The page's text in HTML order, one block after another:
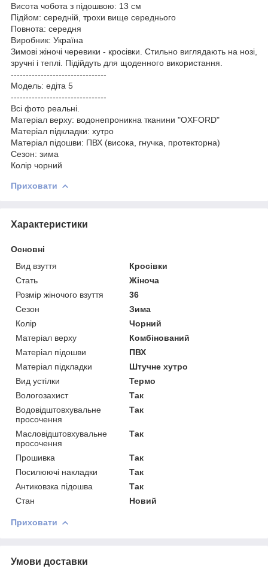
Висота чобота з підошвою: 13 см
Підйом: середній, трохи вище середнього
Повнота: середня
Виробник: Україна
Зимові жіночі черевики - кросівки. Стильно виглядають на нозі,
зручні і теплі. Підійдуть для щоденного використання.
--------------------------------
Модель: едіта 5
--------------------------------
Всі фото реальні.
Матеріал верху: водонепроникна тканини "OXFORD"
Матеріал підкладки: хутро
Матеріал підошви: ПВХ (висока, гнучка, протекторна)
Сезон: зима
Колір чорний
Приховати
Характеристики
Основні
Вид взуття
Кросівки
Стать
Жіноча
Розмір жіночого взуття
36
Сезон
Зима
Колір
Чорний
Матеріал верху
Комбінований
Матеріал підошви
ПВХ
Матеріал підкладки
Штучне хутро
Вид устілки
Термо
Вологозахист
Так
Водовідштовхувальне
просочення
Так
Масловідштовхувальне
просочення
Так
Прошивка
Так
Посилюючі накладки
Так
Антиковзка підошва
Так
Стан
Новий
Приховати
Умови доставки